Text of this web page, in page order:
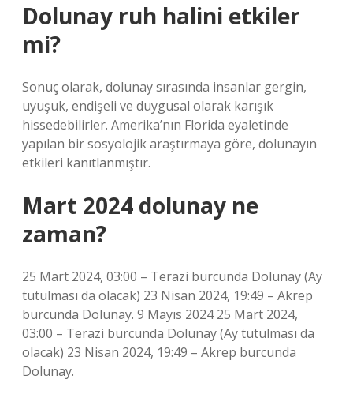
Dolunay ruh halini etkiler
mi?
Sonuç olarak, dolunay sırasında insanlar gergin,
uyuşuk, endişeli ve duygusal olarak karışık
hissedebilirler. Amerika’nın Florida eyaletinde
yapılan bir sosyolojik araştırmaya göre, dolunayın
etkileri kanıtlanmıştır.
Mart 2024 dolunay ne
zaman?
25 Mart 2024, 03:00 – Terazi burcunda Dolunay (Ay
tutulması da olacak) 23 Nisan 2024, 19:49 – Akrep
burcunda Dolunay. 9 Mayıs 2024 25 Mart 2024,
03:00 – Terazi burcunda Dolunay (Ay tutulması da
olacak) 23 Nisan 2024, 19:49 – Akrep burcunda
Dolunay.